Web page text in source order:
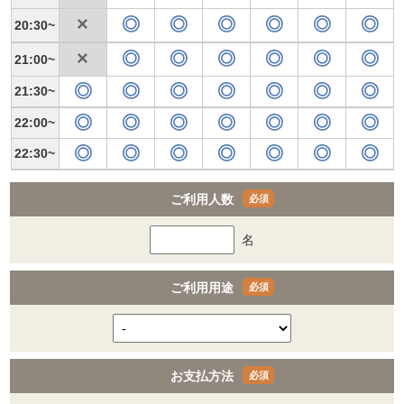
20:30
21:00
21:30
22:00
22:30
ご利用人数
名
ご利用用途
お支払方法